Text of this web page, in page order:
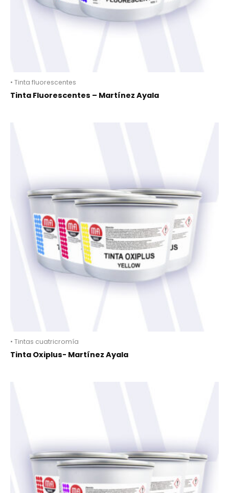
• Tinta fluorescentes
Tinta Fluorescentes – Martínez Ayala
• Tintas cuatricromía
Tinta Oxiplus- Martínez Ayala